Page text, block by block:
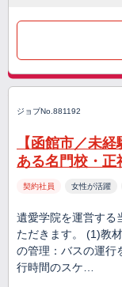
ジョブNo.881192
【函館市／未
ある名門校・正
契約社員 女性が活躍
遺愛学院を運営する
ただきます。 (1)教
の管理：バスの運行
行時間のスケ…